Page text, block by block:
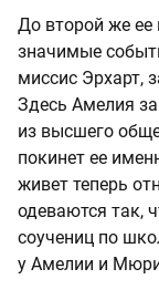
До второй же ее
значимые
миссис Эрхарт,
Здесь Амелия
из высшего
покинет ее
живет теперь
одеваются так,
соучениц по
у Амелии и